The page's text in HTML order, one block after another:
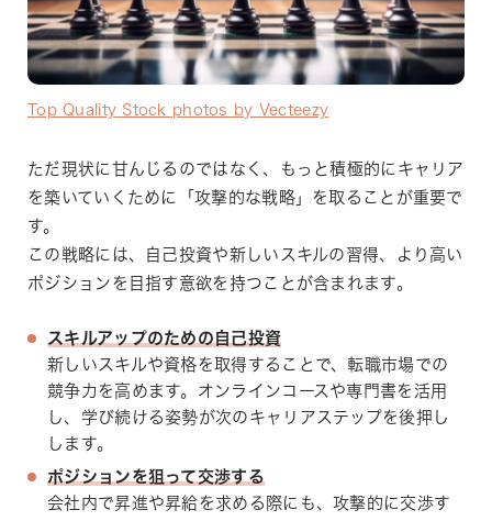
Top Quality Stock photos by Vecteezy
ただ現状に甘んじるのではなく、もっと積極的にキャリア
を築いていくために「攻撃的な戦略」を取ることが重要で
す。
この戦略には、自己投資や新しいスキルの習得、より高い
ポジションを目指す意欲を持つことが含まれます。
スキルアップのための自己投資
新しいスキルや資格を取得することで、転職市場での
競争力を高めます。オンラインコースや専門書を活用
し、学び続ける姿勢が次のキャリアステップを後押し
します。
ポジションを狙って交渉する
会社内で昇進や昇給を求める際にも、攻撃的に交渉す